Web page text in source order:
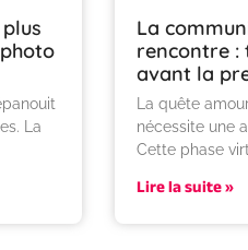
La
La
rencontre :
avant la
La quête
nécessite une
Cette phase
Lire la suite »